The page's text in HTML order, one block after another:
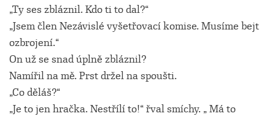
„Ty ses zbláznil. Kdo ti to dal?“
„Jsem člen Nezávislé vyšetřovací komise. Musíme bejt
ozbrojení.“
On už se snad úplně zbláznil?
Namířil na mě. Prst držel na spoušti.
„Co děláš?“
„Je to jen hračka. Nestřílí to!“ řval smíchy. „ Má to